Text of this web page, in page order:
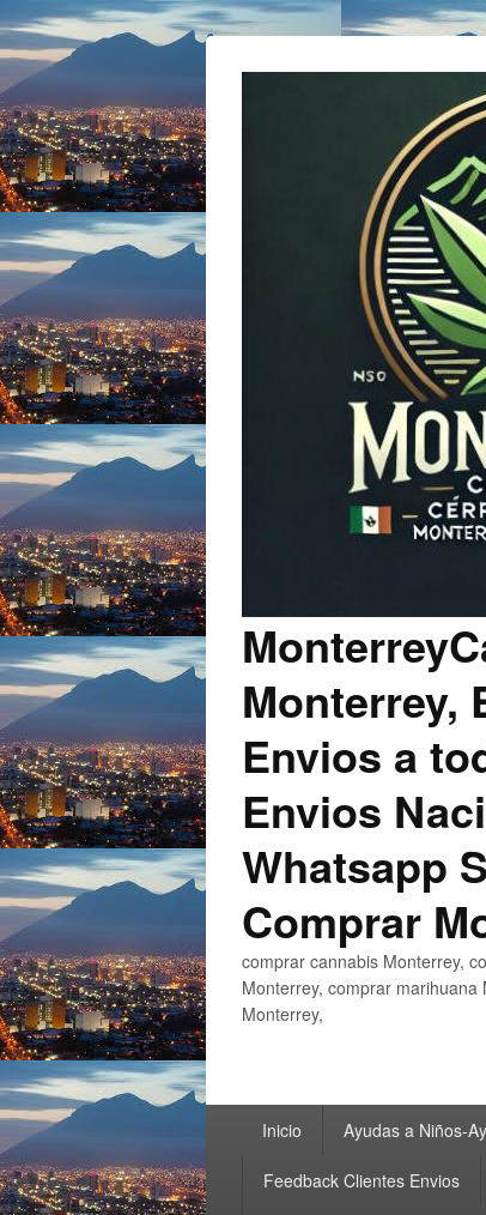
Monterrey,
Envios a
Envios
Whatsapp
Comprar
comprar cannabis Monterrey,
Monterrey, comprar
Monterrey,
Inicio Ayudas a Niños-
Feedback Clientes Envios